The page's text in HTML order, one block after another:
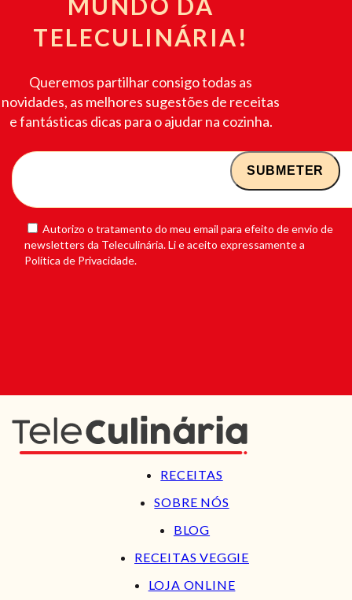
TELECULINÁRIA!
Queremos partilhar consigo todas as
novidades, as melhores sugestões de receitas
e fantásticas dicas para o ajudar na cozinha.
Autorizo o tratamento do meu email para efeito de envio de
newsletters da Teleculinária. Li e aceito expressamente a
Política de Privacidade.
RECEITAS
SOBRE NÓS
BLOG
RECEITAS VEGGIE
LOJA ONLINE